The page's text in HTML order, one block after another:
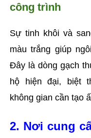
công trình
Sự tinh khôi và
màu trắng giúp
Đây là dòng gạch
hộ hiện đại, biệt
không gian cần tạo
2. Nơi cung